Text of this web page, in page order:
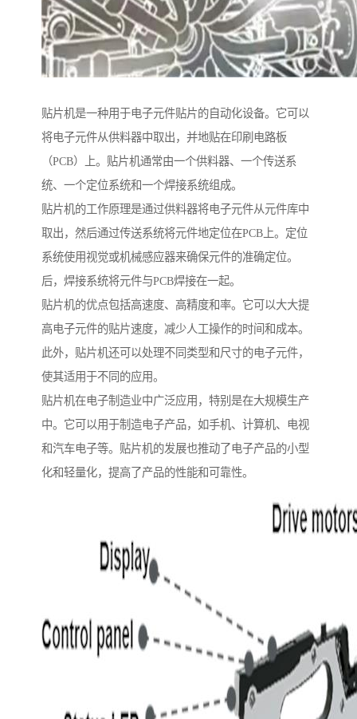
贴片机是一种用于电子元件贴片的自动化设备。它可以
将电子元件从供料器中取出，并地贴在印刷电路板
（PCB）上。贴片机通常由一个供料器、一个传送系
统、一个定位系统和一个焊接系统组成。
贴片机的工作原理是通过供料器将电子元件从元件库中
取出，然后通过传送系统将元件地定位在PCB上。定位
系统使用视觉或机械感应器来确保元件的准确定位。
后，焊接系统将元件与PCB焊接在一起。
贴片机的优点包括高速度、高精度和率。它可以大大提
高电子元件的贴片速度，减少人工操作的时间和成本。
此外，贴片机还可以处理不同类型和尺寸的电子元件，
使其适用于不同的应用。
贴片机在电子制造业中广泛应用，特别是在大规模生产
中。它可以用于制造电子产品，如手机、计算机、电视
和汽车电子等。贴片机的发展也推动了电子产品的小型
化和轻量化，提高了产品的性能和可靠性。